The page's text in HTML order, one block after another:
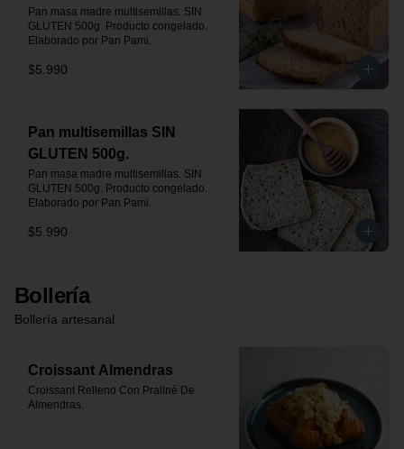
Pan masa madre multisemillas. SIN
GLUTEN 500g. Producto congelado.
Elaborado por Pan Pami.
$5.990
Pan multisemillas SIN
GLUTEN 500g.
Pan masa madre multisemillas. SIN
GLUTEN 500g. Producto congelado.
Elaborado por Pan Pami.
$5.990
Bollería
Bollería artesanal
Croissant Almendras
Croissant Relleno Con Praliné De
Almendras.